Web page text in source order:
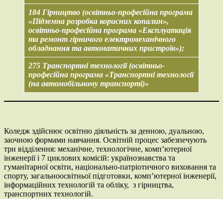
184 Гірництво (освітньо-професійна програма
«Підземна розробка корисних копалин»,
освітньо-професійна програма «Експлуатація
та ремонт гірничого електромеханічного
обладнання та автоматичних пристроїв»);
275 Транспортні технології (освітньо-
професійна програма «Транспортні технології
(на автомобільному транспорті)»
Коледж здійснює освітню діяльність за денною, дуальною,
заочною формами навчання. Освітній процес забезпечують
три відділення: механічне, технологічне, комп’ютерної
інженерії і 7 циклових комісій: українознавства та
гуманітарної освіти, національно-патріотичного виховання та
спорту, загальноосвітньої підготовки, комп’ютерної інженерії,
інформаційних технологій та обліку, з гірництва,
транспортних технологій.